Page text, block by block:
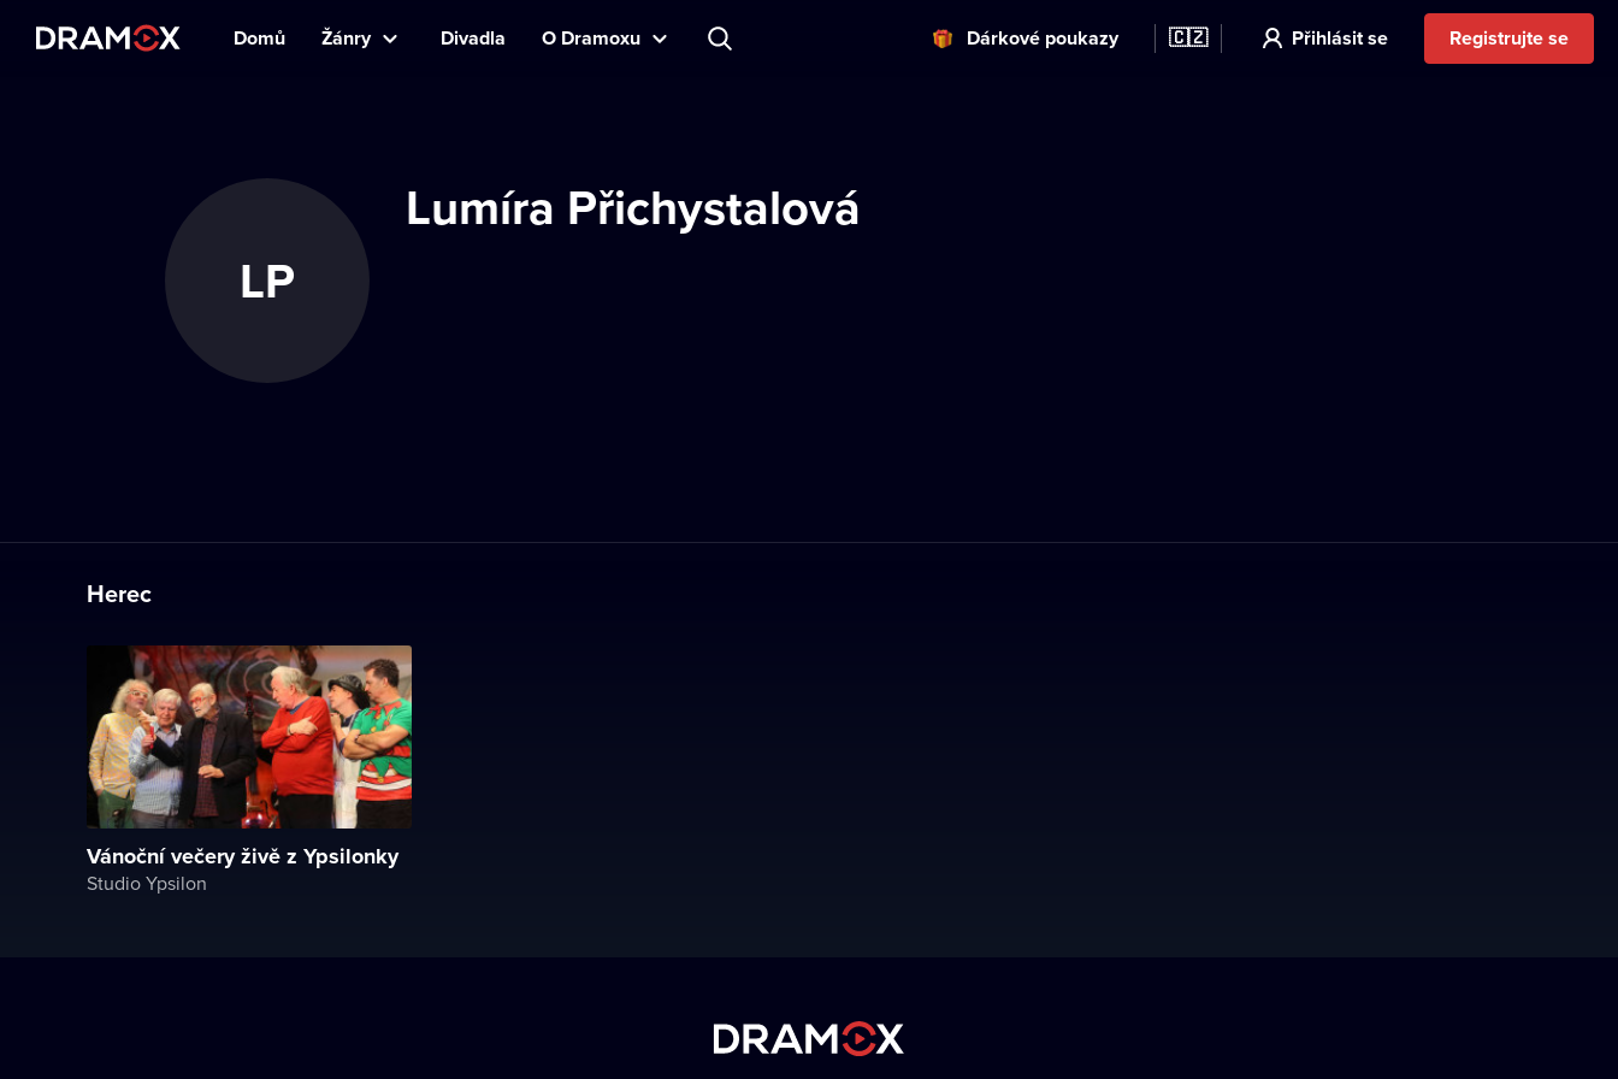
Domů Žánry Divadla O Dramoxu Dárkové poukazy 🇨🇿 Přihlásit se Registrujte se
LP
Lumíra Přichystalová
Herec
Vánoční večery živě z Ypsilonky
Studio Ypsilon